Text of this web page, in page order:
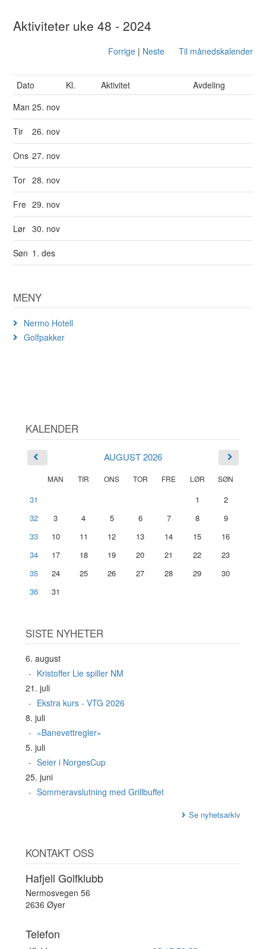
Aktiviteter uke 48 - 2024
Forrige| Neste Til månedskalender
Dato Kl. Aktivitet
Avdeling
Man25. nov
Tir 26. nov
Ons 27. nov
Tor 28. nov
Fre 29. nov
Lør 30. nov
Søn 1. des
MENY
Nermo Hotell
Golfpakker
KALENDER
AUGUST 2026
MAN TIR ONS TOR FRE LØR SØN
31 1
2
32
3 4 5 6 7 8
9
33
10 11 12 13 14 15
16
34
17 18 19 20 21 22
23
35
24 25 26 27 28 29
30
36
31
SISTE NYHETER
6. august
Kristoffer Lie spiller NM
21. juli
Ekstra kurs - VTG 2026
8. juli
«Banevettregler»
5. juli
Seier i NorgesCup
25. juni
Sommeravslutning med Grillbuffet
Se nyhetsarkiv
KONTAKT OSS
Hafjell Golfklubb
Nermosvegen 56
2636 Øyer
Telefon